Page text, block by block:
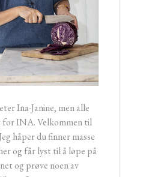
Ina-Janine, men alle
for INA. Velkommen til
håper du finner masse
og får lyst til å løpe på
og prøve noen av